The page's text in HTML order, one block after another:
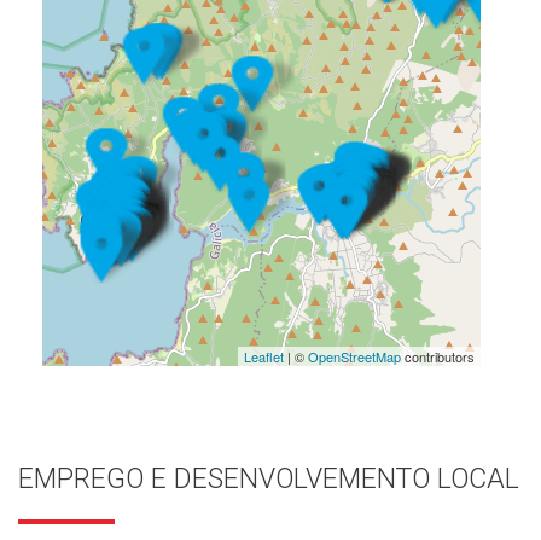
Leaflet| ©OpenStreetMapcontributors
EMPREGO E DESENVOLVEMENTO LOCAL